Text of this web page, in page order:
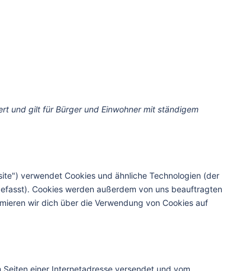
und gilt für Bürger und Einwohner mit ständigem
verwendet Cookies und ähnliche Technologien (der
Cookies werden außerdem von uns beauftragten
wir dich über die Verwendung von Cookies auf
einer Internetadresse versendet und vom